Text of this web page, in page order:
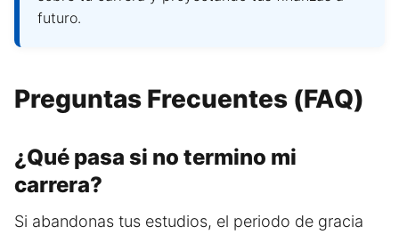
futuro.
Preguntas Frecuentes (FAQ)
¿Qué pasa si no termino mi
carrera?
Si abandonas tus estudios, el periodo de gracia